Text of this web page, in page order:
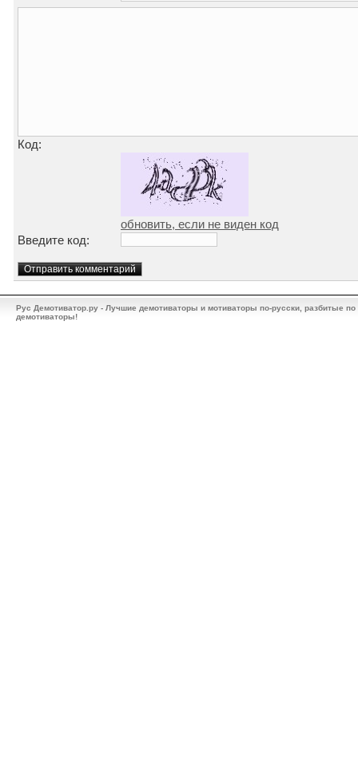
Код:
обновить, если не виден код
Введите код:
Рус Демотиватор.ру - Лучшие демотиваторы и мотиваторы по-русски, разбитые
демотиваторы!